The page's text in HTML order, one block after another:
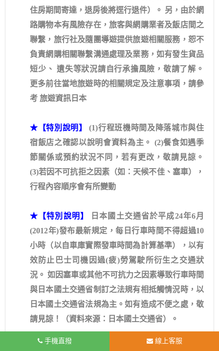
住房期間寄達，退房後將逕行退件）。 另，由於網
路購物本有風險存在，旅客與網購業者及飯店間之
聯繫，旅行社及隨團導遊提供旅遊相關服務，恕不
負責網購相關聯繫溝通處理及業務，如有發生貨品
短少、 遺失等狀況請自行承擔風險，敬請了解。
更多前往當地旅遊時的相關規定及注意事項，請參
考 旅遊資訊日本
★【特別說明】
(1)行程班機時間及降落城市與住
宿飯店之確認以說明會資料為主。 (2)餐食如遇季
節關係或預約狀況不同，若有更改，敬請見諒。
(3)若因不可抗拒之因素（如：天候不佳、塞車），
行程內容順序會有所變動
★【特別說明】
日本國土交通省於平成24年6月
(2012年)發布最新規定，每日行車時間不得超過10
小時（以自車庫實際發車時間為計算基準），以有
效防止巴士司機因過(疲)勞駕駛所衍生之交通狀
況。 如因塞車或其他不可抗力之因素導致行車時間
與日本國土交通省制訂之法規有相抵觸情況時，以
日本國土交通省法規為主。如有造成不便之處，敬
請見諒！（資料來源：日本國土交通省）。
手機直撥 線上客服